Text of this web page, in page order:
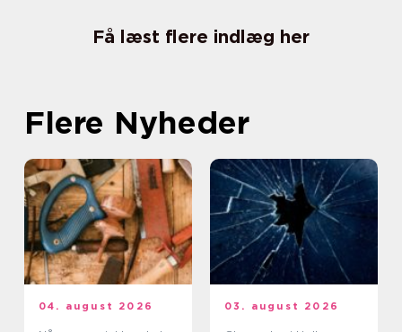
Få læst flere indlæg her
Flere Nyheder
04. august 2026 03. august 2026